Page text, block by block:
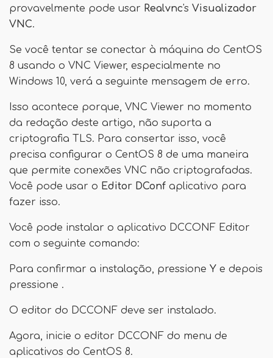
provavelmente pode usar Realvnc's Visualizador
VNC.
Se você tentar se conectar à máquina do CentOS
8 usando o VNC Viewer, especialmente no
Windows 10, verá a seguinte mensagem de erro.
Isso acontece porque, VNC Viewer no momento
da redação deste artigo, não suporta a
criptografia TLS. Para consertar isso, você
precisa configurar o CentOS 8 de uma maneira
que permite conexões VNC não criptografadas.
Você pode usar o Editor DConf aplicativo para
fazer isso.
Você pode instalar o aplicativo DCCONF Editor
com o seguinte comando:
Para confirmar a instalação, pressione Y e depois
pressione .
O editor do DCCONF deve ser instalado.
Agora, inicie o editor DCCONF do menu de
aplicativos do CentOS 8.